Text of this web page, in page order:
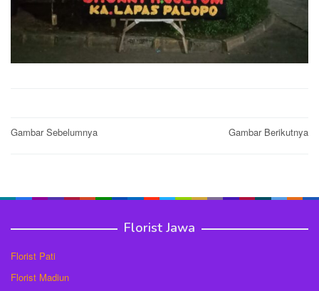
Post
Gambar Sebelumnya Gambar Berikutnya
Florist Jawa
Florist Pati
Florist Madiun